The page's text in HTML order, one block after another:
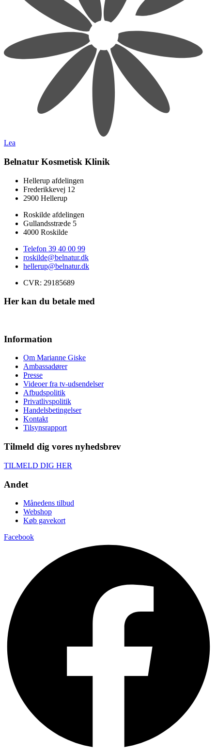
Lea
Belnatur Kosmetisk Klinik
Hellerup afdelingen
Frederikkevej 12
2900 Hellerup
Roskilde afdelingen
Gullandsstræde 5
4000 Roskilde
Telefon 39 40 00 99
roskilde@belnatur.dk
hellerup@belnatur.dk
CVR: ​29185689
Her kan du betale med
Information
Om Marianne Giske
Ambassadører
Presse
Videoer fra tv-udsendelser
Afbudspolitik
Privatlivspolitik
Handelsbetingelser
Kontakt
Tilsynsrapport
Tilmeld dig vores nyhedsbrev
TILMELD DIG HER
Andet
Månedens tilbud
Webshop
Køb gavekort
Facebook